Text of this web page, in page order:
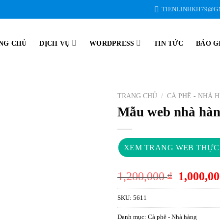
CHỦ DỊCH VỤ WORDPRESS TIN TỨC BÁO
TRANG CHỦ / CÀ PHÊ - NHÀ
Mẫu web nhà
XEM TRANG WEB THỰC
1,200,000₫
Giá
gốc
SKU: 5611
Danh mục: Cà phê - Nhà hàng